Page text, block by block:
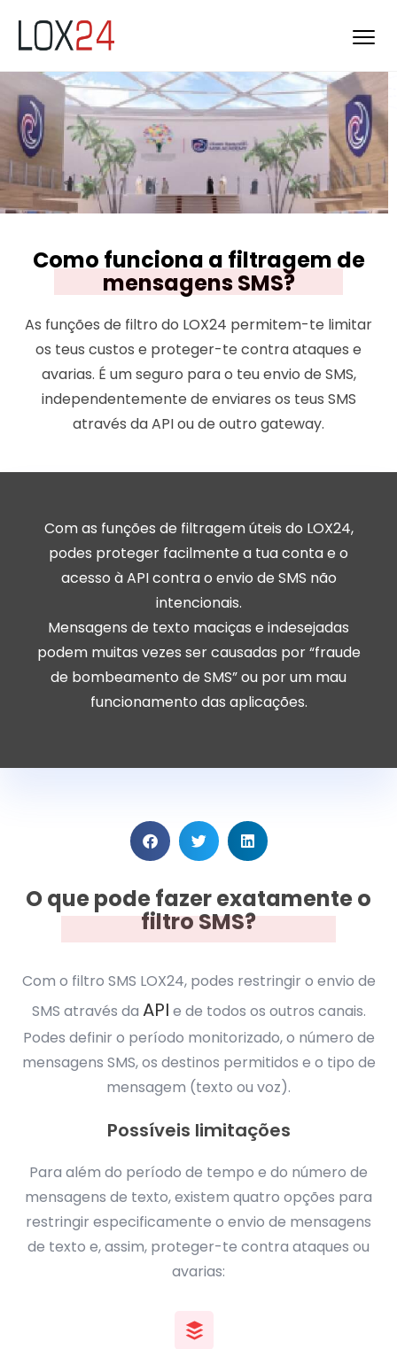
Como funciona a filtragem de
mensagens SMS?
As funções de filtro do LOX24 permitem-te limitar
os teus custos e proteger-te contra ataques e
avarias. É um seguro para o teu envio de SMS,
independentemente de enviares os teus SMS
através da API ou de outro gateway.
Com as funções de filtragem úteis do LOX24,
podes proteger facilmente a tua conta e o
acesso à API contra o envio de SMS não
intencionais.
Mensagens de texto maciças e indesejadas
podem muitas vezes ser causadas por “fraude
de bombeamento de SMS” ou por um mau
funcionamento das aplicações.
O que pode fazer exatamente o
filtro SMS?
Com o filtro SMS LOX24, podes restringir o envio de
SMS através da API e de todos os outros canais.
Podes definir o período monitorizado, o número de
mensagens SMS, os destinos permitidos e o tipo de
mensagem (texto ou voz).
Possíveis limitações
Para além do período de tempo e do número de
mensagens de texto, existem quatro opções para
restringir especificamente o envio de mensagens
de texto e, assim, proteger-te contra ataques ou
avarias: